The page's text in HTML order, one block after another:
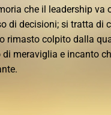
che il leadership va
di decisioni; si tratta di
rimasto colpito dalla
meraviglia e incanto